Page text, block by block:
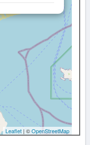
Leaflet | ©OpenStreetMap